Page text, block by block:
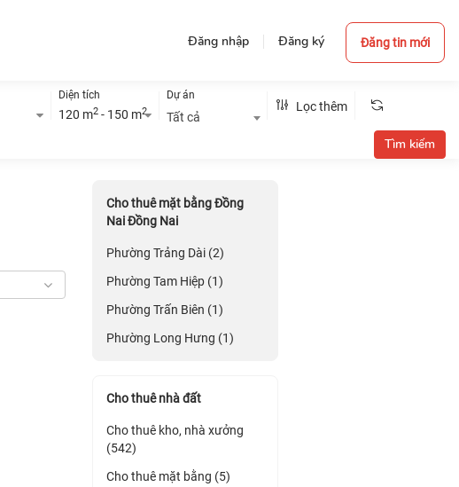
Đăng nhập Đăng ký Đăng tin mới
Diện tích
120 m2 - 150 m2
Dự án
Tất cả
Lọc thêm
Cho thuê mặt bằng Đồng
Nai Đồng Nai
Phường Trảng Dài (2)
Phường Tam Hiệp (1)
Phường Trấn Biên (1)
Phường Long Hưng (1)
Cho thuê nhà đất
Cho thuê kho, nhà xưởng
(542)
Cho thuê mặt bằng (5)